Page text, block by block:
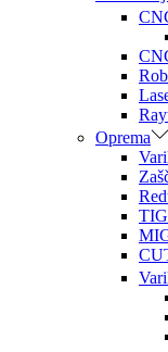
Oprema